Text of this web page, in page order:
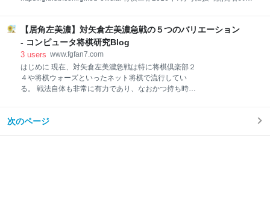
▲５八金右 △６二玉 ▲２六歩 △３三角 ▲６八玉 （途
▲７八玉 △９二香 ▲９七角（下図） クルクル角
討などにご利用いただき、少しでも将棋ファンの方々の研究のお役に立
てればと思っております」 私は今回技巧が公開されたことに非常に感謝
しており、技巧を使った研究方法の一例を明示できないかと考えた。人
によっては「もう知っているよ」と思うかもしれないがその方法につい
て考察していきたいと思う。 はじめに 技巧を使って棋譜並べをする 技
巧を使って棋譜解析する 技巧を使って指定局面から連続対戦させる スポ
【居角左美濃】対矢倉左美濃急戦の５つのバリエーション
- コンピュータ将棋研究Blog
3 users www.fgfan7.com
はじめに 現在、対矢倉左美濃急戦は特に将棋倶楽部２
４や将棋ウォーズといったネット将棋で流行してい
る。 戦法自体も非常に有力であり、なおかつ持ち時間
手矢倉側が対策を確立しにくく、現状苦戦している。
次のページ